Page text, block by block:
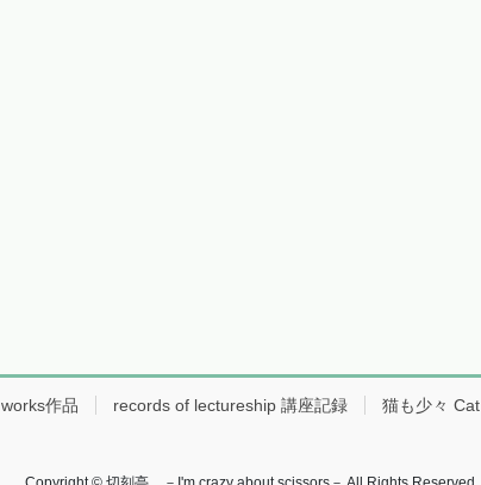
works作品 records of lectureship 講座記録 猫も少々 Cat